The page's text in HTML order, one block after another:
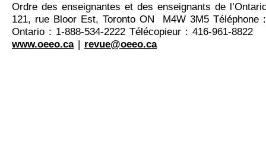
Ordre des enseignantes et des enseignants de
121, rue Bloor Est, Toronto ON M4W 3M5 Téléphone
Ontario : 1-888-534-2222 Télécopieur : 416-961-8822
www.oeeo.ca| revue@oeeo.ca